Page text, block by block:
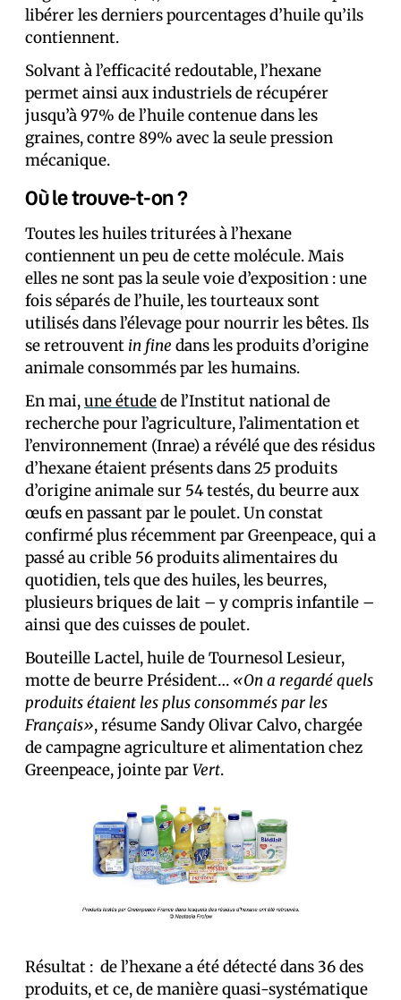
libérer les derniers pourcentages d’huile qu’ils
contiennent.
Solvant à l’efficacité redoutable, l’hexane
permet ainsi aux industriels de récupérer
jusqu’à 97% de l’huile contenue dans les
graines, contre 89% avec la seule pression
mécanique.
Où le trouve-t-on ?
Toutes les huiles triturées à l’hexane
contiennent un peu de cette molécule. Mais
elles ne sont pas la seule voie d’exposition : une
fois séparés de l’huile, les tourteaux sont
utilisés dans l’élevage pour nourrir les bêtes. Ils
se retrouvent in fine dans les produits d’origine
animale consommés par les humains.
En mai,une étudede l’Institut national de
recherche pour l’agriculture, l’alimentation et
l’environnement (Inrae) a révélé que des résidus
d’hexane étaient présents dans 25 produits
d’origine animale sur 54 testés, du beurre aux
œufs en passant par le poulet. Un constat
confirmé plus récemment par Greenpeace, qui a
passé au crible 56 produits alimentaires du
quotidien, tels que des huiles, les beurres,
plusieurs briques de lait – y compris infantile –
ainsi que des cuisses de poulet.
Bouteille Lactel, huile de Tournesol Lesieur,
motte de beurre Président… «On a regardé quels
produits étaient les plus consommés par les
Français», résume Sandy Olivar Calvo, chargée
de campagne agriculture et alimentation chez
Greenpeace, jointe parVert.
Résultat : de l’hexane a été détecté dans 36 des
produits, et ce, de manière quasi-systématique